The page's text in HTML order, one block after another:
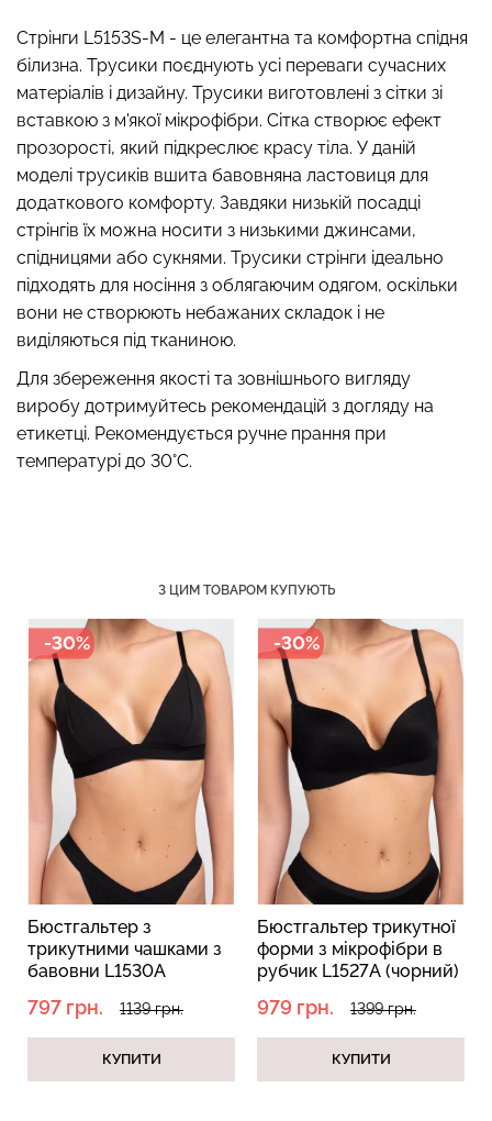
Стрінги L5153S-M - це елегантна та комфортна спідня
білизна. Трусики поєднують усі переваги сучасних
матеріалів і дизайну. Трусики виготовлені з сітки зі
вставкою з м'якої мікрофібри. Сітка створює ефект
прозорості, який підкреслює красу тіла. У даній
моделі трусиків вшита бавовняна ластовиця для
додаткового комфорту. Завдяки низькій посадці
стрінгів їх можна носити з низькими джинсами,
спідницями або сукнями. Трусики стрінги ідеально
підходять для носіння з облягаючим одягом, оскільки
вони не створюють небажаних складок і не
виділяються під тканиною.
Для збереження якості та зовнішнього вигляду
виробу дотримуйтесь рекомендацій з догляду на
етикетці. Рекомендується ручне прання при
температурі до 30°C.
З ЦИМ ТОВАРОМ КУПУЮТЬ
-30%
Бюстгальтер з
трикутними чашками з
бавовни L1530A
797 грн. 1139 грн.
КУПИТИ
-30%
Бюстгальтер трикутної
форми з мікрофібри в
рубчик L1527A (чорний)
979 грн. 1399 грн.
КУПИТИ
Безшовні стрінги STRING
BRIEFS (чорний) Giulia
179 грн. 299 грн.
Топ на бретелях в рубчик
CAMI TOP RIB white (білий)
Giulia
299 грн.499 грн.
Топ на бретелях в рубчик
CAMI TOP RIB black
(чорний) Giulia
299 грн.
Безшовний топ на
бретелях CAMI TOP
(білий) Giulia
279 грн.
399 грн.